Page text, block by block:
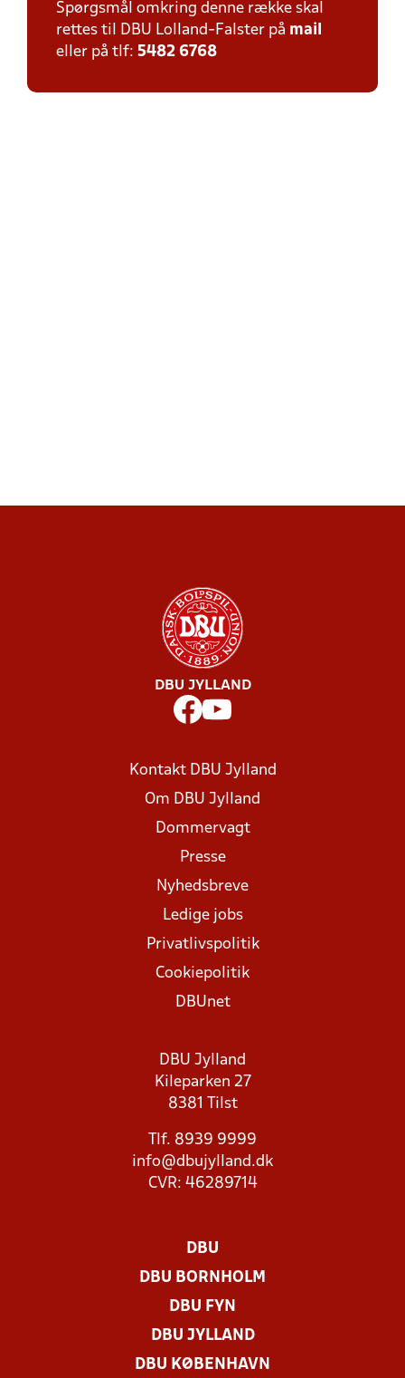
Spørgsmål omkring denne række skal
rettes til DBU Lolland-Falster på mail
eller på tlf: 5482 6768
DBU JYLLAND
Kontakt DBU Jylland
Om DBU Jylland
Dommervagt
Presse
Nyhedsbreve
Ledige jobs
Privatlivspolitik
Cookiepolitik
DBUnet
DBU Jylland
Kileparken 27
8381 Tilst
Tlf. 8939 9999
info@dbujylland.dk
CVR: 46289714
DBU
DBU BORNHOLM
DBU FYN
DBU JYLLAND
DBU KØBENHAVN